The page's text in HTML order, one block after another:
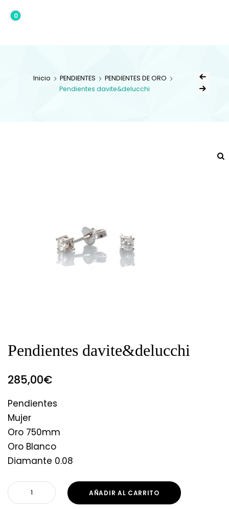
0,00€
0
Inicio PENDIENTES
PENDIENTES DE ORO
Pendientes davite&delucchi
Pendientes davite&delucchi
285,00€
Pendientes
Mujer
Oro 750mm
Oro Blanco
Diamante 0.08
AÑADIR AL CARRITO